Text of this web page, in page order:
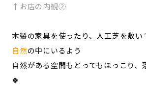
↑お店の内観②
木製の家具を使ったり、人工芝を敷
自然の中にいるよう
自然がある空間もとってもほっこり、
🍀